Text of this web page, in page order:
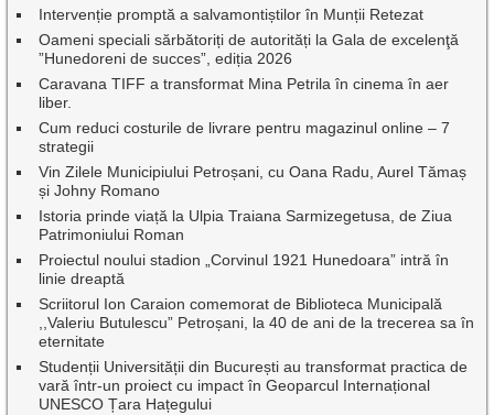
Intervenție promptă a salvamontiștilor în Munții Retezat
Oameni speciali sărbătoriți de autorități la Gala de excelenţă
”Hunedoreni de succes”, ediția 2026
Caravana TIFF a transformat Mina Petrila în cinema în aer
liber.
Cum reduci costurile de livrare pentru magazinul online – 7
strategii
Vin Zilele Municipiului Petroșani, cu Oana Radu, Aurel Tămaș
și Johny Romano
Istoria prinde viață la Ulpia Traiana Sarmizegetusa, de Ziua
Patrimoniului Roman
Proiectul noului stadion „Corvinul 1921 Hunedoara” intră în
linie dreaptă
Scriitorul Ion Caraion comemorat de Biblioteca Municipală
,,Valeriu Butulescu” Petroșani, la 40 de ani de la trecerea sa în
eternitate
Studenții Universității din București au transformat practica de
vară într-un proiect cu impact în Geoparcul Internațional
UNESCO Țara Hațegului